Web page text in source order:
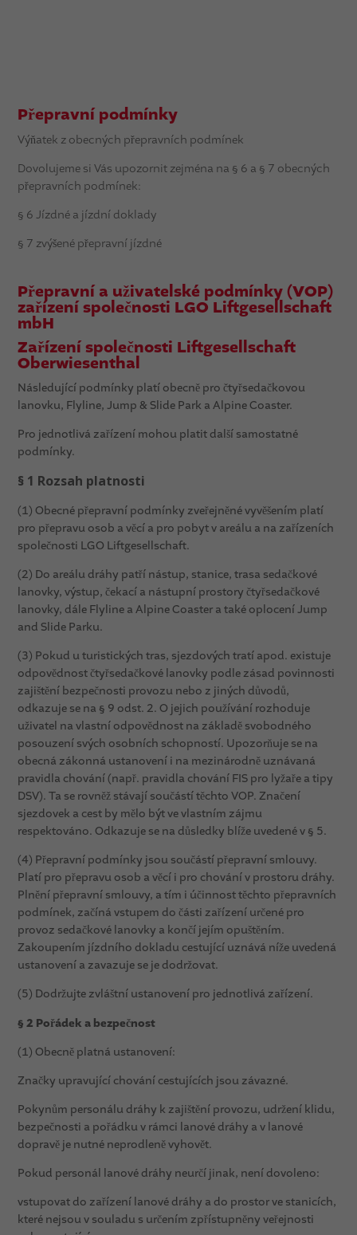
Přepravní podmínky
Výňatek z obecných přepravních podmínek
Dovolujeme si Vás upozornit zejména na § 6 a § 7 obecných
přepravních podmínek:
§ 6 Jízdné a jízdní doklady
§ 7 zvýšené přepravní jízdné
Přepravní a uživatelské podmínky (VOP)
zařízení společnosti LGO Liftgesellschaft
mbH
Zařízení společnosti Liftgesellschaft
Oberwiesenthal
Následující podmínky platí obecně pro čtyřsedačkovou
lanovku, Flyline, Jump & Slide Park a Alpine Coaster.
Pro jednotlivá zařízení mohou platit další samostatné
podmínky.
§ 1 Rozsah platnosti
(1) Obecné přepravní podmínky zveřejněné vyvěšením platí
pro přepravu osob a věcí a pro pobyt v areálu a na zařízeních
společnosti LGO Liftgesellschaft.
(2) Do areálu dráhy patří nástup, stanice, trasa sedačkové
lanovky, výstup, čekací a nástupní prostory čtyřsedačkové
lanovky, dále Flyline a Alpine Coaster a také oplocení Jump
and Slide Parku.
(3) Pokud u turistických tras, sjezdových tratí apod. existuje
odpovědnost čtyřsedačkové lanovky podle zásad povinnosti
zajištění bezpečnosti provozu nebo z jiných důvodů,
odkazuje se na § 9 odst. 2. O jejich používání rozhoduje
uživatel na vlastní odpovědnost na základě svobodného
posouzení svých osobních schopností. Upozorňuje se na
obecná zákonná ustanovení i na mezinárodně uznávaná
pravidla chování (např. pravidla chování FIS pro lyžaře a tipy
DSV). Ta se rovněž stávají součástí těchto VOP. Značení
sjezdovek a cest by mělo být ve vlastním zájmu
respektováno. Odkazuje se na důsledky blíže uvedené v § 5.
(4) Přepravní podmínky jsou součástí přepravní smlouvy.
Platí pro přepravu osob a věcí i pro chování v prostoru dráhy.
Plnění přepravní smlouvy, a tím i účinnost těchto přepravních
podmínek, začíná vstupem do části zařízení určené pro
provoz sedačkové lanovky a končí jejím opuštěním.
Zakoupením jízdního dokladu cestující uznává níže uvedená
ustanovení a zavazuje se je dodržovat.
(5) Dodržujte zvláštní ustanovení pro jednotlivá zařízení.
§ 2 Pořádek a bezpečnost
(1) Obecně platná ustanovení:
Značky upravující chování cestujících jsou závazné.
Pokynům personálu dráhy k zajištění provozu, udržení klidu,
bezpečnosti a pořádku v rámci lanové dráhy a v lanové
dopravě je nutné neprodleně vyhovět.
Pokud personál lanové dráhy neurčí jinak, není dovoleno:
vstupovat do zařízení lanové dráhy a do prostor ve stanicích,
které nejsou v souladu s určením zpřístupněny veřejnosti